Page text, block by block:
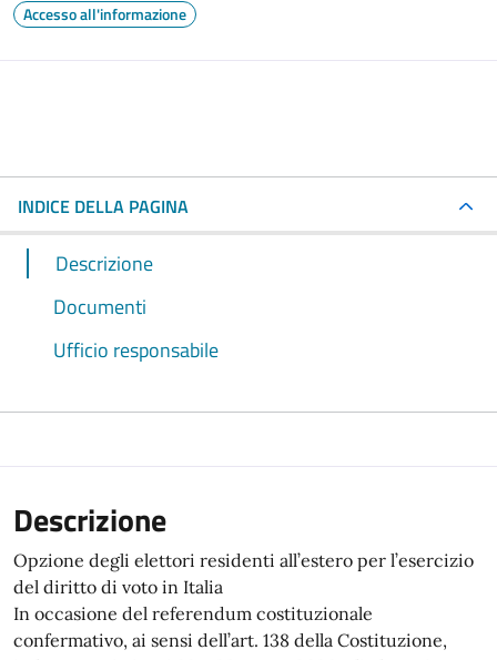
Accesso all'informazione
INDICE DELLA PAGINA
Descrizione
Documenti
Ufficio responsabile
Descrizione
Opzione degli elettori residenti all’estero per l’esercizio
del diritto di voto in Italia
In occasione del referendum costituzionale
confermativo, ai sensi dell’art. 138 della Costituzione,